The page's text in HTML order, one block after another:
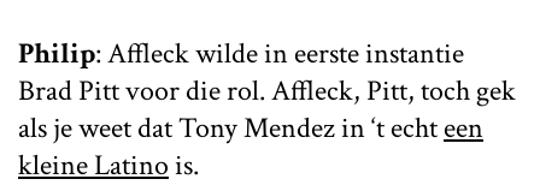
Philip: Affleck wilde in eerste instantie
Brad Pitt voor die rol. Affleck, Pitt, toch gek
als je weet dat Tony Mendez in ‘t echteen
kleine Latinois.